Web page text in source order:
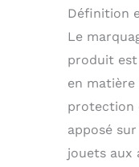
Définition
Le
produit est
en
protection
apposé
jouets aux